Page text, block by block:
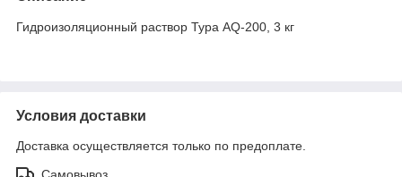
Гидроизоляционный раствор Тура AQ-200, 3 кг
Условия доставки
Доставка осуществляется только по предоплате.
Самовывоз